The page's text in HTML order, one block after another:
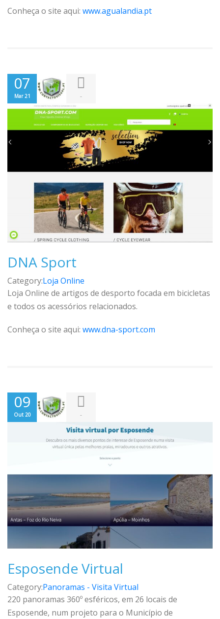
Conheça o site aqui: www.agualandia.pt
07
Mar 21 -
DNA Sport
Category:Loja Online
Loja Online de artigos de desporto focada em bicicletas
e todos os acessórios relacionados.
Conheça o site aqui: www.dna-sport.com
09
Out 20 -
Esposende Virtual
Category:Panoramas - Visita Virtual
220 panoramas 360º esféricos, em 26 locais de
Esposende, num projeto para o Município de